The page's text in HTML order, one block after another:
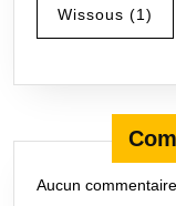
Wissous (1)
Aucun